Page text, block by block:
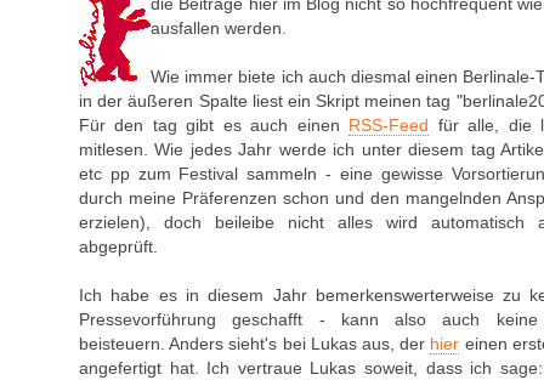
ausfallen werden.
Wie immer biete ich auch diesmal einen Berlinale-
in der äußeren Spalte liest ein Skript meinen tag
Für den tag gibt es auch einen RSS-Feed für alle, die
mitlesen. Wie jedes Jahr werde ich unter diesem tag
etc pp zum Festival sammeln - eine gewisse
durch meine Präferenzen schon und den mangelnden
erzielen), doch beileibe nicht alles wird automatisch
abgeprüft.
Ich habe es in diesem Jahr bemerkenswerterweise zu
Pressevorführung geschafft - kann also auch keine
beisteuern. Anders sieht's bei Lukas aus, der hier einen
angefertigt hat. Ich vertraue Lukas soweit, dass ich